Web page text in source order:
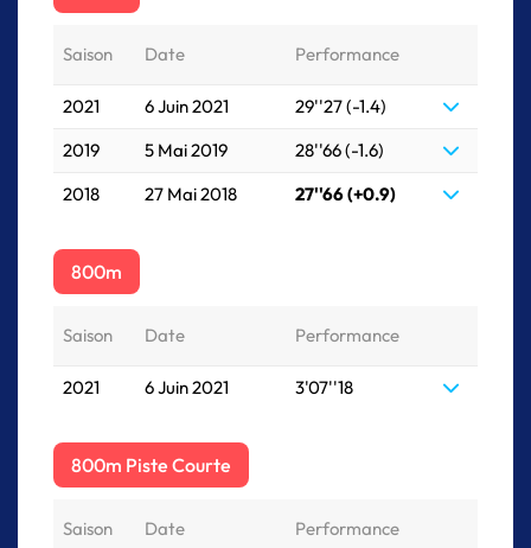
Saison Date Performance
2021 6 Juin 2021
29''27 (-1.4)
2019
5 Mai 2019
28''66 (-1.6)
2018
27 Mai 2018 27''66 (+0.9)
800m
Saison Date Performance
2021 6 Juin 2021 3'07''18
800m Piste Courte
Saison Date Performance